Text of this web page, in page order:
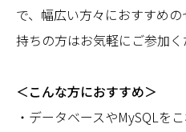
で、幅広い方々におすすめ
持ちの方はお気軽にご参加く
＜こんな方におすすめ＞
・データベースやMySQLを